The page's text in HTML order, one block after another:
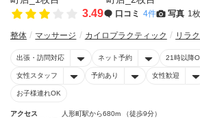
3.49 口コミ 4件 写真 1枚
整体 マッサージ カイロプラクティック リラ
出張・訪問対応 ネット予約 21時以降
女性スタッフ 予約あり 女性歓迎
お子様連れOK
アクセス
人形町駅から680m （徒歩9分）